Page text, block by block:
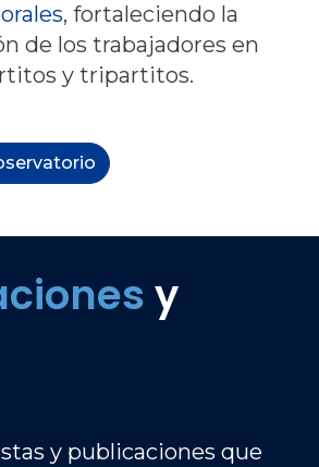
, fortaleciendo la
de los trabajadores en
y tripartitos.
y
y publicaciones que